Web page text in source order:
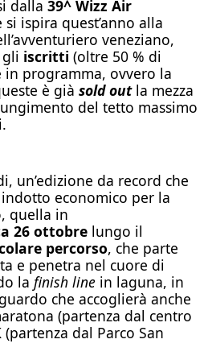
dalla 39^ Wizz Air
si ispira quest’anno alla
veneziano,
gli iscritti (oltre 50 % di
programma, ovvero la
è già sold out la mezza
del tetto massimo
un’edizione da record che
economico per la
quella in
26 ottobrelungo il
percorso, che parte
e penetra nel cuore di
la finish linein laguna, in
che accoglierà anche
(partenza dal centro
dal Parco San